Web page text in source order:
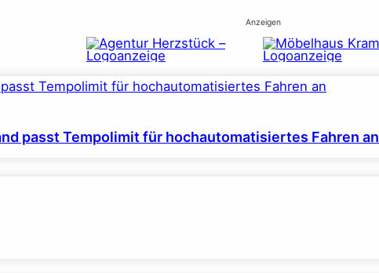
Anzeigen
passt Tempolimit für hochautomatisiertes Fahren an